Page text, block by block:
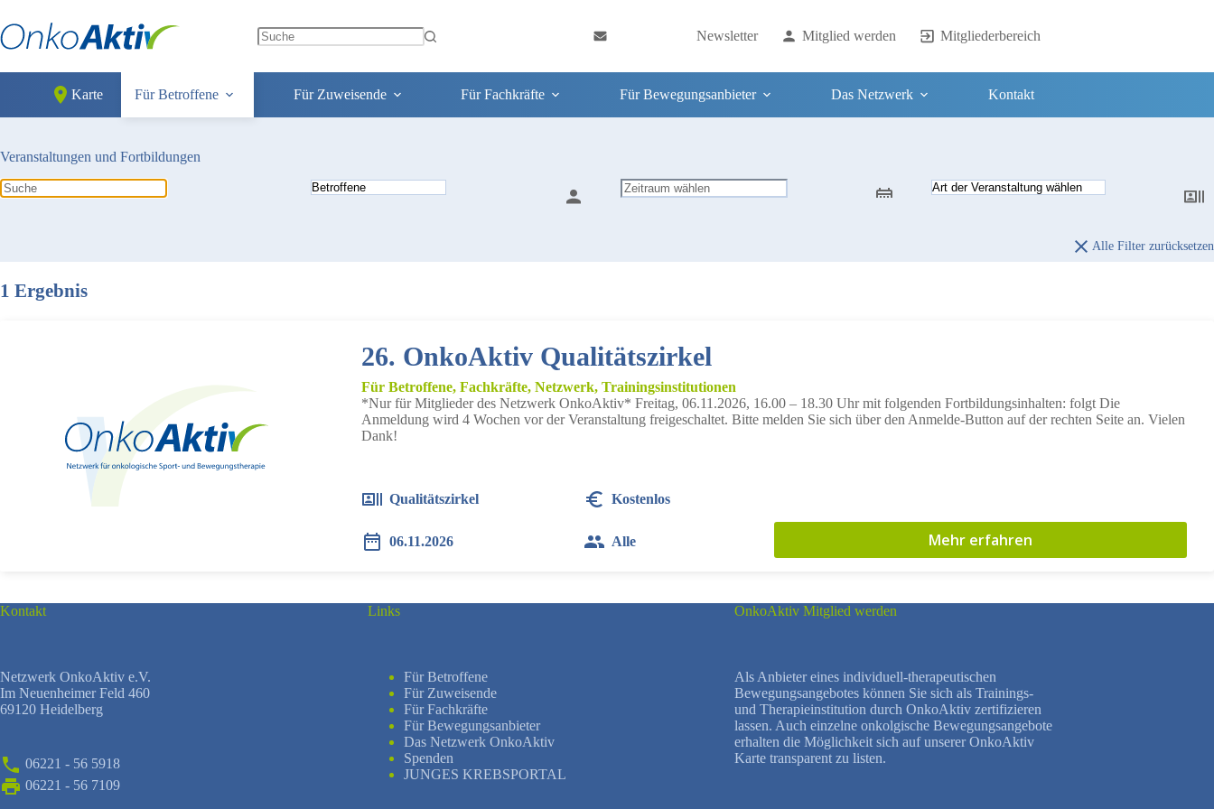
Inhalt
springen
results
Newsletter Mitglied werden Mitgliederbereich
Karte Für Betroffene Für Zuweisende Für Fachkräfte Für Bewegungsanbieter Das Netzwerk Kontakt
Veranstaltungen und Fortbildungen
Alle Filter zurücksetzen
1 Ergebnis
26. OnkoAktiv Qualitätszirkel
Für Betroffene, Fachkräfte, Netzwerk, Trainingsinstitutionen
*Nur für Mitglieder des Netzwerk OnkoAktiv* Freitag, 06.11.2026, 16.00 – 18.30 Uhr mit folgenden Fortbildungsinhalten: folgt Die
Anmeldung wird 4 Wochen vor der Veranstaltung freigeschaltet. Bitte melden Sie sich über den Anmelde-Button auf der rechten Seite an. Vielen
Dank!
Qualitätszirkel Kostenlos
06.11.2026 Alle Mehr erfahren
Kontakt
Netzwerk OnkoAktiv e.V.
Im Neuenheimer Feld 460
69120 Heidelberg
06221 - 56 5918
06221 - 56 7109
Links
Für Betroffene
Für Zuweisende
Für Fachkräfte
Für Bewegungsanbieter
Das Netzwerk OnkoAktiv
Spenden
JUNGES KREBSPORTAL
OnkoAktiv Mitglied werden
Als Anbieter eines individuell-therapeutischen
Bewegungsangebotes können Sie sich als Trainings-
und Therapieinstitution durch OnkoAktiv zertifizieren
lassen. Auch einzelne onkolgische Bewegungsangebote
erhalten die Möglichkeit sich auf unserer OnkoAktiv
Karte transparent zu listen.